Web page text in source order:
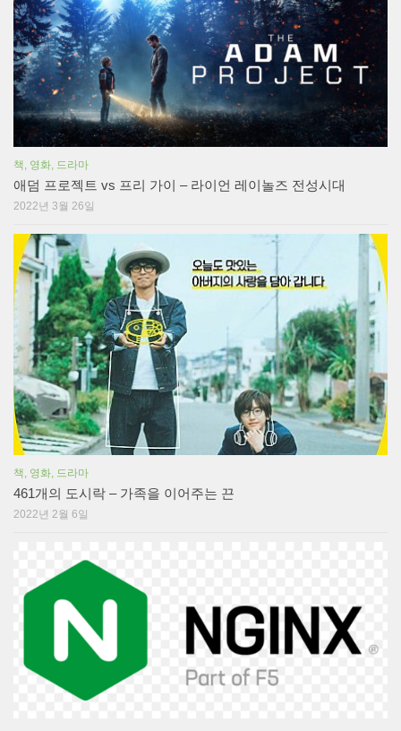
책, 영화, 드라마
애덤 프로젝트 vs 프리 가이 – 라이언 레이놀즈 전성시대
2022년 3월 26일
책, 영화, 드라마
461개의 도시락 – 가족을 이어주는 끈
2022년 2월 6일